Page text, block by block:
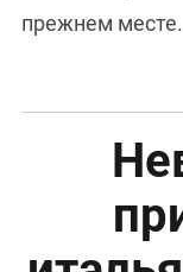
прежнем месте.